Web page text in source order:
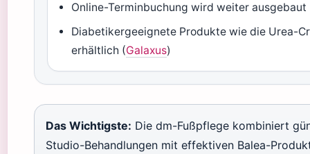
Online-Terminbuchung wird weiter ausgebaut
Diabetikergeeignete Produkte wie die Urea-
erhältlich (Galaxus)
Das Wichtigste: Die dm-Fußpflege kombiniert
Studio-Behandlungen mit effektiven Balea-